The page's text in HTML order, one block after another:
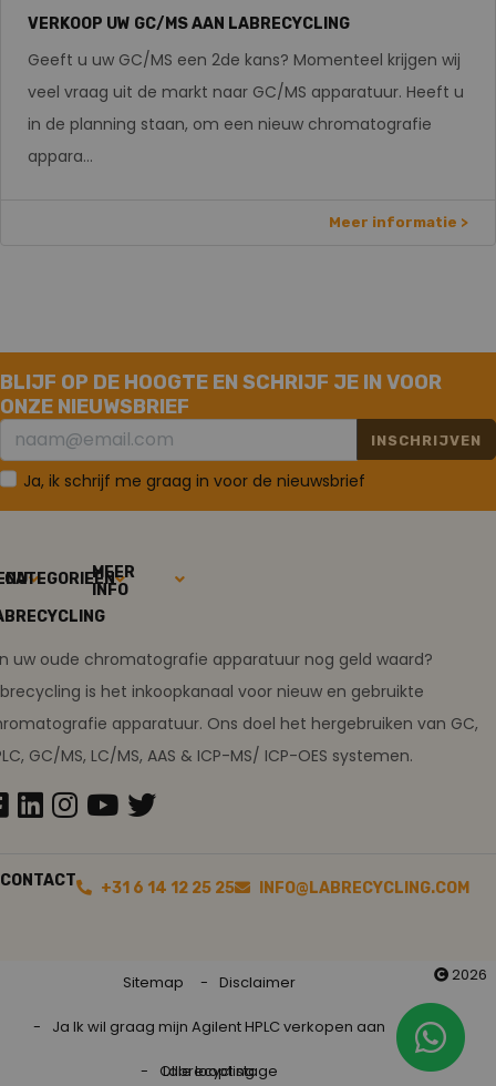
VERKOOP UW GC/MS AAN LABRECYCLING
Geeft u uw GC/MS een 2de kans? Momenteel krijgen wij
veel vraag uit de markt naar GC/MS apparatuur. Heeft u
in de planning staan, om een nieuw chromatografie
appara...
Meer informatie >
BLIJF OP DE HOOGTE EN SCHRIJF JE IN VOOR
ONZE NIEUWSBRIEF
INSCHRIJVEN
Ja, ik schrijf me graag in voor de nieuwsbrief
CATEGORIEËNMEER
INFO
uw oude chromatografie apparatuur nog geld waard?
is het inkoopkanaal voor nieuw en gebruikte
apparatuur. Ons doel het hergebruiken van GC,
GC/MS, LC/MS, AAS & ICP-MS/ ICP-OES systemen.
CONTACT +31 6 14 12 25 25 INFO@LABRECYCLING.COM
Sitemap Disclaimer
Ja Ik wil graag mijn Agilent HPLC verkopen aan
Labrecycling
Ollie loopt stage
2026